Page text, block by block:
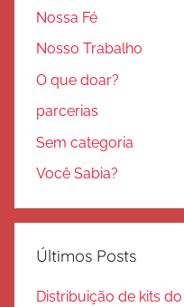
Nossa Fé
Nosso Trabalho
O que doar?
parcerias
Sem categoria
Você Sabia?
Últimos Posts
Distribuição de kits